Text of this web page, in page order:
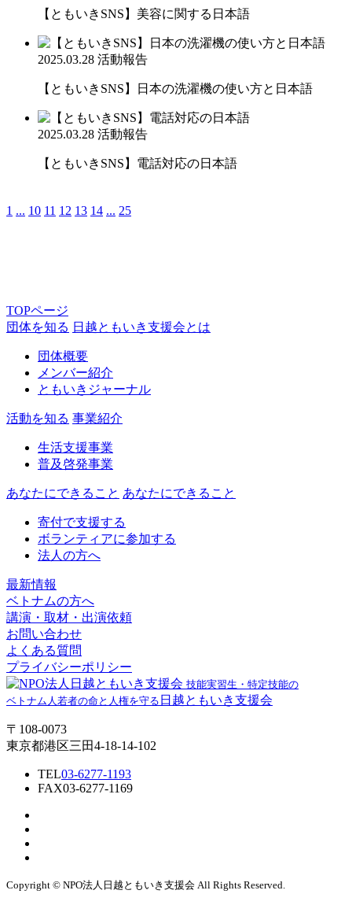
【ともいきSNS】美容に関する日本語
2025.03.28 活動報告
【ともいきSNS】日本の洗濯機の使い方と日本語
2025.03.28 活動報告
【ともいきSNS】電話対応の日本語
1 ... 10 11 12 13 14 ... 25
TOPページ
団体を知る 日越ともいき支援会とは
団体概要
メンバー紹介
ともいきジャーナル
活動を知る 事業紹介
生活支援事業
普及啓発事業
あなたにできること あなたにできること
寄付で支援する
ボランティアに参加する
法人の方へ
最新情報
ベトナムの方へ
講演・取材・出演依頼
お問い合わせ
よくある質問
プライバシーポリシー
技能実習生・特定技能の
ベトナム人若者の命と人権を守る 日越ともいき支援会
〒108-0073
東京都港区三田4-18-14-102
TEL03-6277-1193
FAX03-6277-1169
Copyright © NPO法⼈⽇越ともいき⽀援会 All Rights Reserved.